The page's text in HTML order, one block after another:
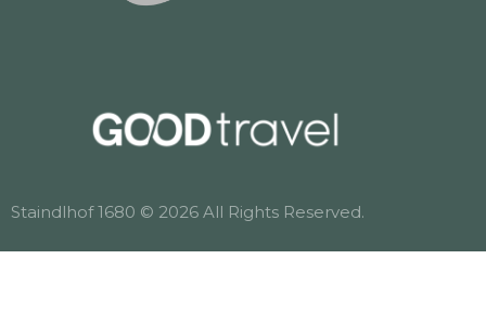
Staindlhof 1680 © 2026 All Rights Reserved.